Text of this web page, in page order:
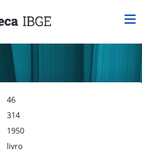
46
314
1950
livro